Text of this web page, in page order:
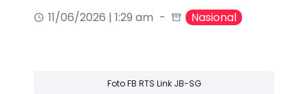
11/06/2026 | 1:29 am
Nasional
Foto FB RTS Link JB-SG